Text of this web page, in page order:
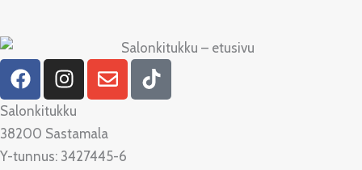
F
a
c
e
b
I
n
s
t
a
E
n
e
l
T
i
Salonkitukku
38200 Sastamala
Y-tunnus: 3427445-6